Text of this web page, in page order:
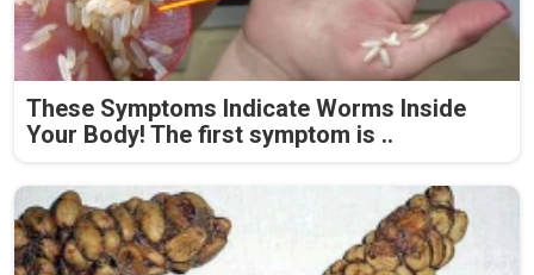
These Symptoms Indicate Worms Inside
Your Body! The first symptom is ..